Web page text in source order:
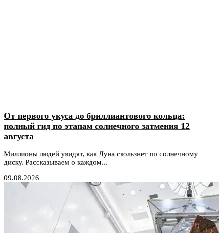
От первого укуса до бриллиантового кольца:
полный гид по этапам солнечного затмения 12
августа
Миллионы людей увидят, как Луна скользнет по солнечному
диску. Рассказываем о каждом...
09.08.2026